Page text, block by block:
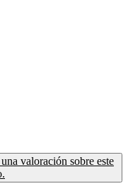
valoración sobre este